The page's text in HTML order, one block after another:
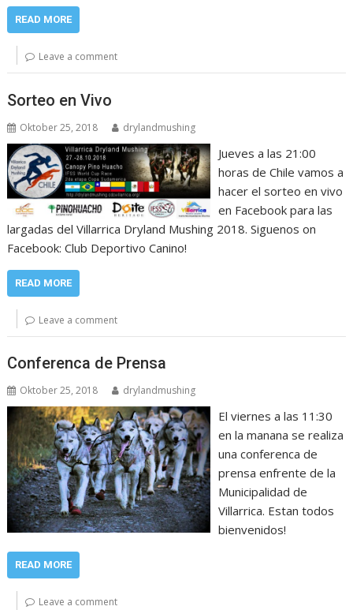
READ MORE
Leave a comment
Sorteo en Vivo
Oktober 25, 2018 drylandmushing
Jueves a las 21:00
horas de Chile vamos a
hacer el sorteo en vivo
en Facebook para las
largadas del Villarrica Dryland Mushing 2018. Siguenos on
Facebook: Club Deportivo Canino!
READ MORE
Leave a comment
Conferenca de Prensa
Oktober 25, 2018 drylandmushing
El viernes a las 11:30
en la manana se realiza
una conferenca de
prensa enfrente de la
Municipalidad de
Villarrica. Estan todos
bienvenidos!
READ MORE
Leave a comment